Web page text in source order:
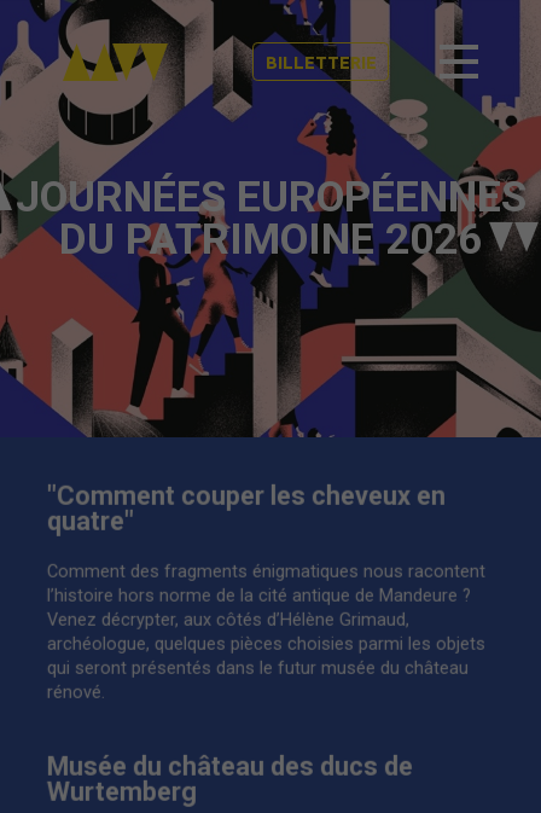
BILLETTERIE
JOURNÉES EUROPÉENNES
DU PATRIMOINE 2026
"Comment couper les cheveux en
quatre"
Comment des fragments énigmatiques nous racontent
l’histoire hors norme de la cité antique de Mandeure ?
Venez décrypter, aux côtés d’Hélène Grimaud,
archéologue, quelques pièces choisies parmi les objets
qui seront présentés dans le futur musée du château
rénové.
Musée du château des ducs de
Wurtemberg